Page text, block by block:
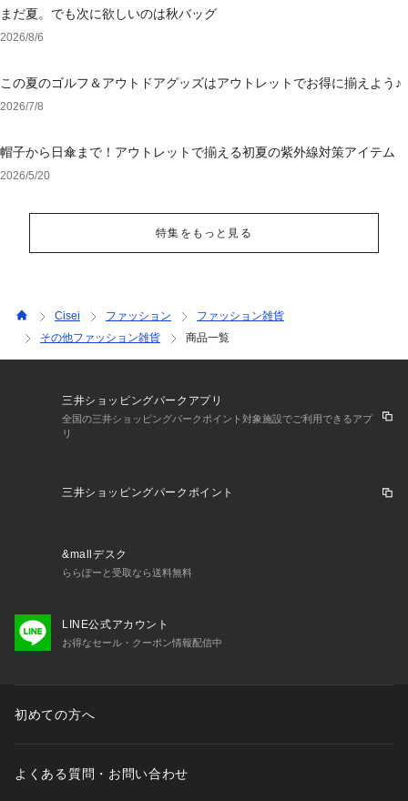
まだ夏。でも次に欲しいのは秋バッグ
2026/8/6
この夏のゴルフ＆アウトドアグッズはアウトレットでお得に揃えよう♪
2026/7/8
帽子から日傘まで！アウトレットで揃える初夏の紫外線対策アイテム
2026/5/20
特集をもっと見る
Cisei ファッション
ファッション雑貨
その他ファッション雑貨
商品一覧
三井ショッピングパークアプリ
全国の三井ショッピングパークポイント対象施設でご利用できるアプ
リ
三井ショッピングパークポイント
&mallデスク
ららぽーと受取なら送料無料
LINE公式アカウント
お得なセール・クーポン情報配信中
初めての方へ
よくある質問・お問い合わせ